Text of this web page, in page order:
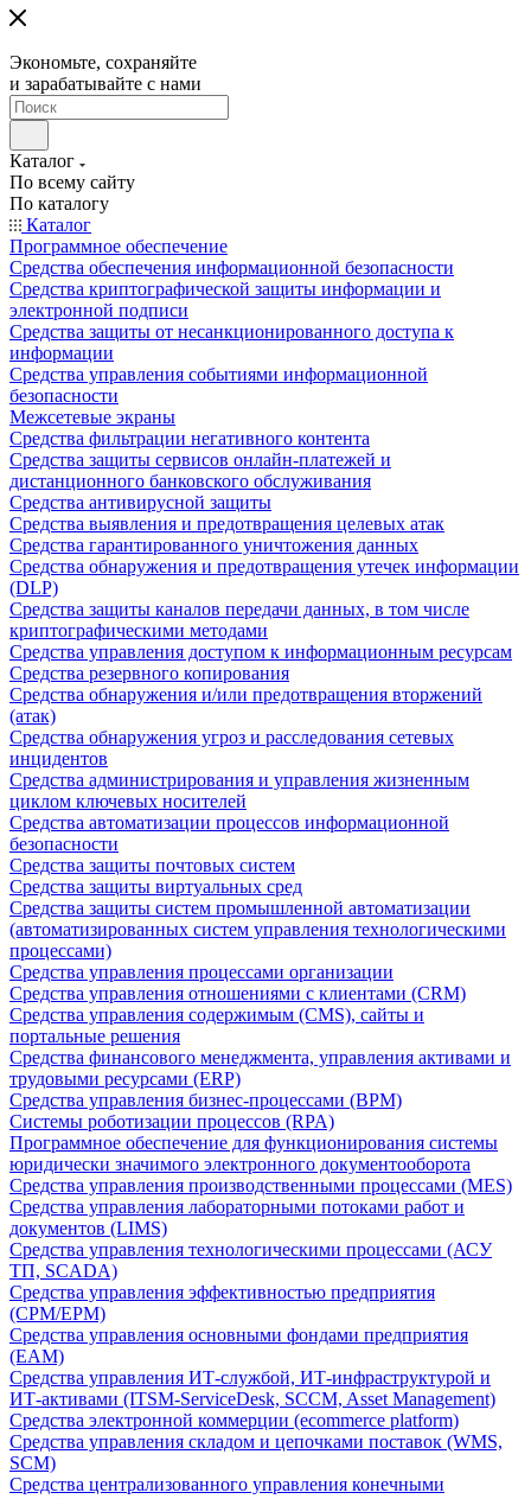
Экономьте, сохраняйте
и зарабатывайте с нами
Каталог
По всему сайту
По каталогу
Каталог
Программное обеспечение
Средства обеспечения информационной безопасности
Средства криптографической защиты информации и
электронной подписи
Средства защиты от несанкционированного доступа к
информации
Средства управления событиями информационной
безопасности
Межсетевые экраны
Средства фильтрации негативного контента
Средства защиты сервисов онлайн-платежей и
дистанционного банковского обслуживания
Средства антивирусной защиты
Средства выявления и предотвращения целевых атак
Средства гарантированного уничтожения данных
Средства обнаружения и предотвращения утечек информации
(DLP)
Средства защиты каналов передачи данных, в том числе
криптографическими методами
Средства управления доступом к информационным ресурсам
Средства резервного копирования
Средства обнаружения и/или предотвращения вторжений
(атак)
Средства обнаружения угроз и расследования сетевых
инцидентов
Средства администрирования и управления жизненным
циклом ключевых носителей
Средства автоматизации процессов информационной
безопасности
Средства защиты почтовых систем
Средства защиты виртуальных сред
Средства защиты систем промышленной автоматизации
(автоматизированных систем управления технологическими
процессами)
Средства управления процессами организации
Средства управления отношениями с клиентами (CRM)
Средства управления содержимым (CMS), сайты и
портальные решения
Средства финансового менеджмента, управления активами и
трудовыми ресурсами (ERP)
Средства управления бизнес-процессами (BPM)
Системы роботизации процессов (RPA)
Программное обеспечение для функционирования системы
юридически значимого электронного документооборота
Средства управления производственными процессами (MES)
Средства управления лабораторными потоками работ и
документов (LIMS)
Средства управления технологическими процессами (АСУ
ТП, SCADA)
Средства управления эффективностью предприятия
(CPM/EPM)
Средства управления основными фондами предприятия
(EAM)
Средства управления ИТ-службой, ИТ-инфраструктурой и
ИТ-активами (ITSM-ServiceDesk, SCCM, Asset Management)
Средства электронной коммерции (ecommerce platform)
Средства управления складом и цепочками поставок (WMS,
SCM)
Средства централизованного управления конечными